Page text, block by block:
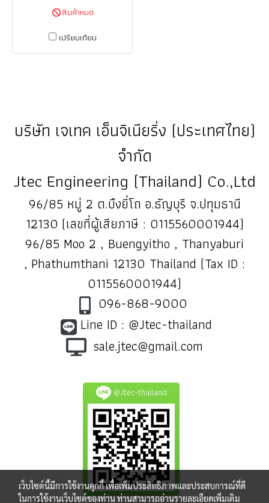
สินค้าหมด
เปรียบเทียบ
บริษัท เจเทค เอ็นจิเนียริ่ง (ประเทศไทย)
จำกัด
Jtec Engineering (Thailand) Co.,Ltd
96/85 หมู่ 2 ต.บึงยี่โถ อ.ธัญบุรี จ.ปทุมธานี
12130 (เลขที่ผู้เสียภาษี : 0115560001944)
96/85 Moo 2 , Buengyitho , Thanyaburi
, Phathumthani 12130 Thailand (Tax ID :
0115560001944)
096-868-9000
Line ID : @Jtec-thailand
sale.jtec@gmail.com
@Jtec-thailand
เว็บไซต์นี้มีการใช้งานคุกกี้ เพื่อเพิ่มประสิทธิภาพและประสบการณ์ที่ดี
ในการใช้งานเว็บไซต์ของท่าน ท่านสามารถอ่านรายละเอียดเพิ่มเติม